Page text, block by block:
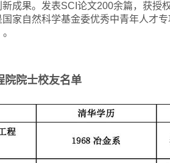
成果。发表SCI论文200余篇，获授
家自然科学基金委优秀中青年人才
院院士校友名单